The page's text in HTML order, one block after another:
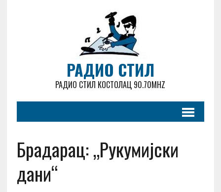
РАДИО СТИЛ
РАДИО СТИЛ КОСТОЛАЦ 90.70MHZ
Брадарац: „Рукумијски
дани“